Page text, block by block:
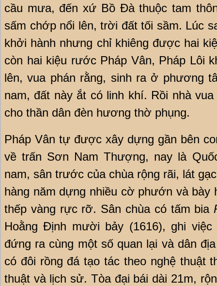
cầu mưa, đến xứ Bồ Đà thuộc tam
sấm chớp nổi lên, trời đất tối sầm. Lúc
khởi hành nhưng chỉ khiêng được hai
còn hai kiệu rước Pháp Vân, Pháp Lôi
lên, vua phán rằng, sinh ra ở phương
nam, đất này ắt có linh khí. Rồi nhà
cho thần dân đèn hương thờ phụng.
Pháp Vân tự được xây dựng gần bên
về trấn Sơn Nam Thượng, nay là
nam, sân trước của chùa rộng rãi, lát
hàng năm dựng nhiều cờ phướn và bày
thếp vàng rực rỡ. Sân chùa có tấm bia
Hoằng Định mười bảy (1616), ghi
đứng ra cùng một số quan lại và dân
có đôi rồng đá tạo tác theo nghệ thuật
thuật và lịch sử. Tòa đại bái dài 21m,